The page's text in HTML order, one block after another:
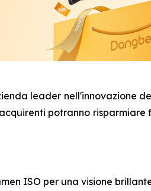
leader
potranno
ISO per una visione